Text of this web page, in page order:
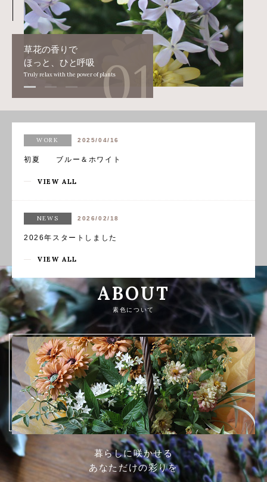
四季の余韻を
あなたの心に
Enjoy the seasons with all your senses
WORK 2025/04/16
初夏 ブルー＆ホワイト
VIEW ALL
NEWS 2026/02/18
2026年スタートしました
VIEW ALL
ABOUT
素色について
暮らしに咲かせる
あなただけの彩りを